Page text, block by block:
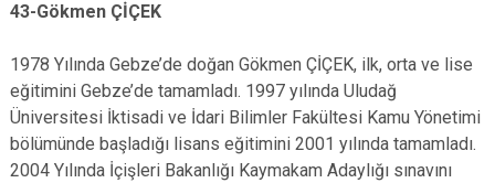
43-Gökmen ÇİÇEK
1978 Yılında Gebze’de doğan Gökmen ÇİÇEK, ilk, orta ve lise
eğitimini Gebze’de tamamladı. 1997 yılında Uludağ
Üniversitesi İktisadi ve İdari Bilimler Fakültesi Kamu Yönetimi
bölümünde başladığı lisans eğitimini 2001 yılında tamamladı.
2004 Yılında İçişleri Bakanlığı Kaymakam Adaylığı sınavını